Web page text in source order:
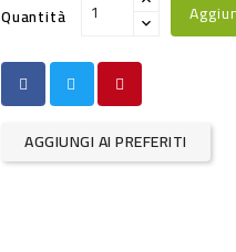
Quantità
AGGIUNGI AI PREFERITI